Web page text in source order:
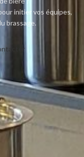
initier vos équipes,
brassage.